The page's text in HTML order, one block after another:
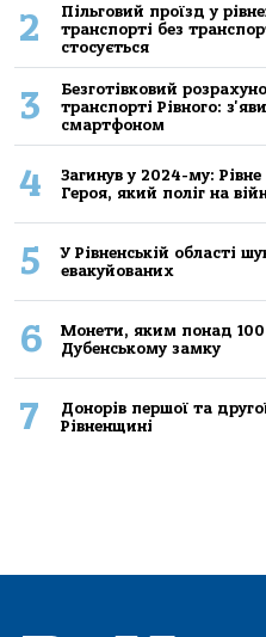
2
Пільговий проїзд у
транспорті без
стосується
3
Безготівковий
транспорті Рівного:
смартфоном
4
Загинув у 2024-му:
Героя, який поліг на
5
У Рівненській області
евакуйованих
6
Монети, яким понад 100
Дубенському замку
7
Донорів першої та
Рівненщині